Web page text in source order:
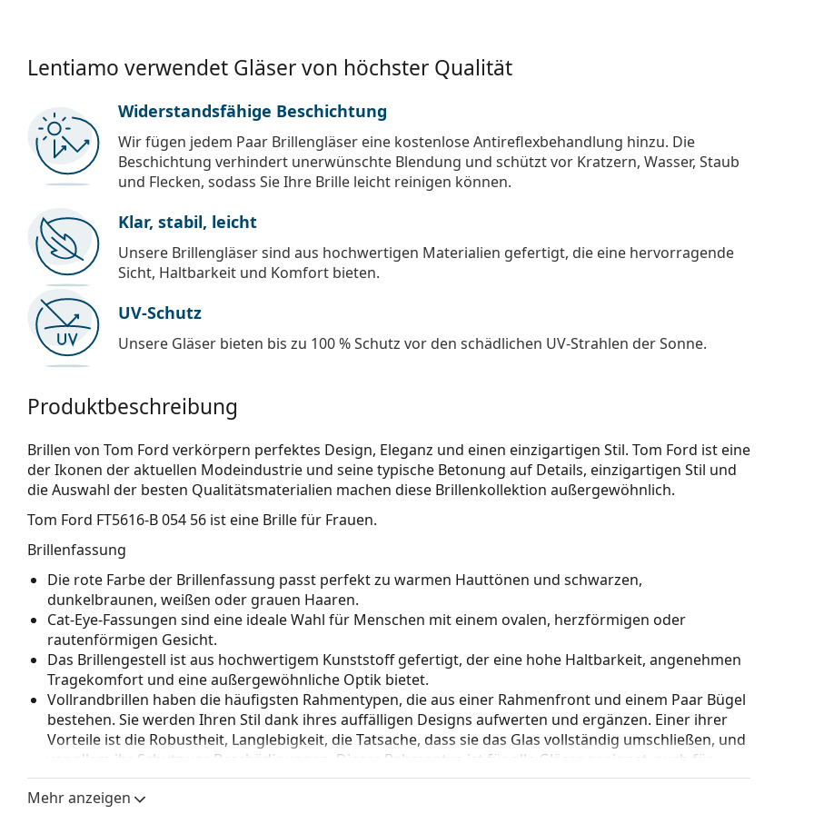
Lentiamo verwendet Gläser von höchster Qualität
Widerstandsfähige Beschichtung
Wir fügen jedem Paar Brillengläser eine kostenlose Antireflexbehandlung hinzu. Die
Beschichtung verhindert unerwünschte Blendung und schützt vor Kratzern, Wasser, Staub
und Flecken, sodass Sie Ihre Brille leicht reinigen können.
Klar, stabil, leicht
Unsere Brillengläser sind aus hochwertigen Materialien gefertigt, die eine hervorragende
Sicht, Haltbarkeit und Komfort bieten.
UV-Schutz
Unsere Gläser bieten bis zu 100 % Schutz vor den schädlichen UV-Strahlen der Sonne.
Produktbeschreibung
Brillen von Tom Ford verkörpern perfektes Design, Eleganz und einen einzigartigen Stil. Tom Ford ist eine
der Ikonen der aktuellen Modeindustrie und seine typische Betonung auf Details, einzigartigen Stil und
die Auswahl der besten Qualitätsmaterialien machen diese Brillenkollektion außergewöhnlich.
Tom Ford FT5616-B 054 56 ist eine Brille für Frauen.
Brillenfassung
Die rote Farbe der Brillenfassung passt perfekt zu warmen Hauttönen und schwarzen,
dunkelbraunen, weißen oder grauen Haaren.
Cat-Eye-Fassungen sind eine ideale Wahl für Menschen mit einem ovalen, herzförmigen oder
rautenförmigen Gesicht.
Das Brillengestell ist aus hochwertigem Kunststoff gefertigt, der eine hohe Haltbarkeit, angenehmen
Tragekomfort und eine außergewöhnliche Optik bietet.
Vollrandbrillen haben die häufigsten Rahmentypen, die aus einer Rahmenfront und einem Paar Bügel
bestehen. Sie werden Ihren Stil dank ihres auffälligen Designs aufwerten und ergänzen. Einer ihrer
Vorteile ist die Robustheit, Langlebigkeit, die Tatsache, dass sie das Glas vollständig umschließen, und
vor allem ihr Schutz vor Beschädigungen. Dieser Rahmentyp ist für alle Gläser geeignet, auch für
Gläser mit höherer optischer Leistung.
Zubehör
Mehr anzeigen